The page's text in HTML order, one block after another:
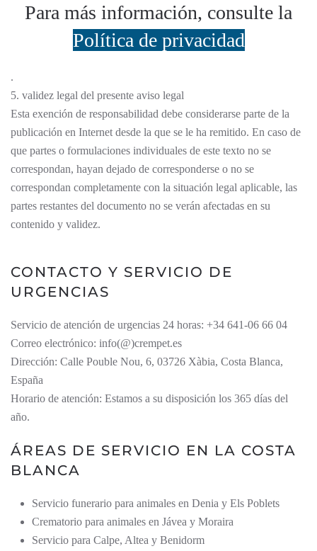
Para más información, consulte la
Política de privacidad
.
5. validez legal del presente aviso legal
Esta exención de responsabilidad debe considerarse parte de la
publicación en Internet desde la que se le ha remitido. En caso de
que partes o formulaciones individuales de este texto no se
correspondan, hayan dejado de corresponderse o no se
correspondan completamente con la situación legal aplicable, las
partes restantes del documento no se verán afectadas en su
contenido y validez.
CONTACTO Y SERVICIO DE
URGENCIAS
Servicio de atención de urgencias 24 horas: +34 641-06 66 04
Correo electrónico: info(@)crempet.es
Dirección: Calle Pouble Nou, 6, 03726 Xàbia, Costa Blanca,
España
Horario de atención: Estamos a su disposición los 365 días del
año.
ÁREAS DE SERVICIO EN LA COSTA
BLANCA
Servicio funerario para animales en Denia y Els Poblets
Crematorio para animales en Jávea y Moraira
Servicio para Calpe, Altea y Benidorm